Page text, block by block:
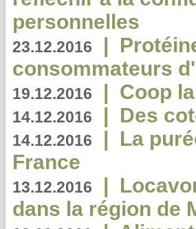
personnelles
23.12.2016 |
consommateurs
19.12.2016 | Coop
14.12.2016 | Des
14.12.2016 | La
France
13.12.2016 |
dans la région de